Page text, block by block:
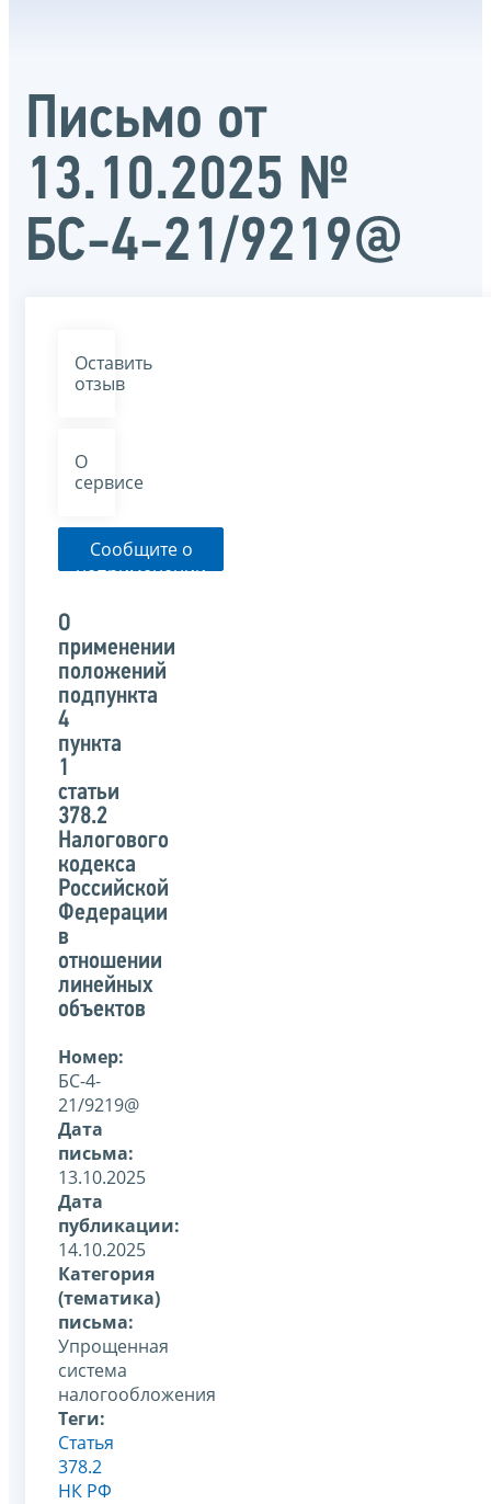
Письмо от
13.10.2025 №
БС-4-21/9219@
Оставить
отзыв
О
сервисе
Сообщите о
неприменении
указанного
письма
О
применении
положений
подпункта
4
пункта
1
статьи
378.2
Налогового
кодекса
Российской
Федерации
в
отношении
линейных
объектов
Номер:
БС-4-
21/9219@
Дата
письма:
13.10.2025
Дата
публикации:
14.10.2025
Категория
(тематика)
письма:
Упрощенная
система
налогообложения
Теги:
Статья
378.2
НК РФ